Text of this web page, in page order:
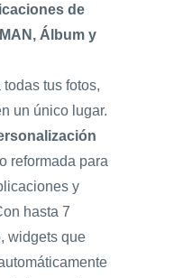
de
Álbum y
tus fotos,
un único lugar.
reformada para
y
hasta 7
widgets que